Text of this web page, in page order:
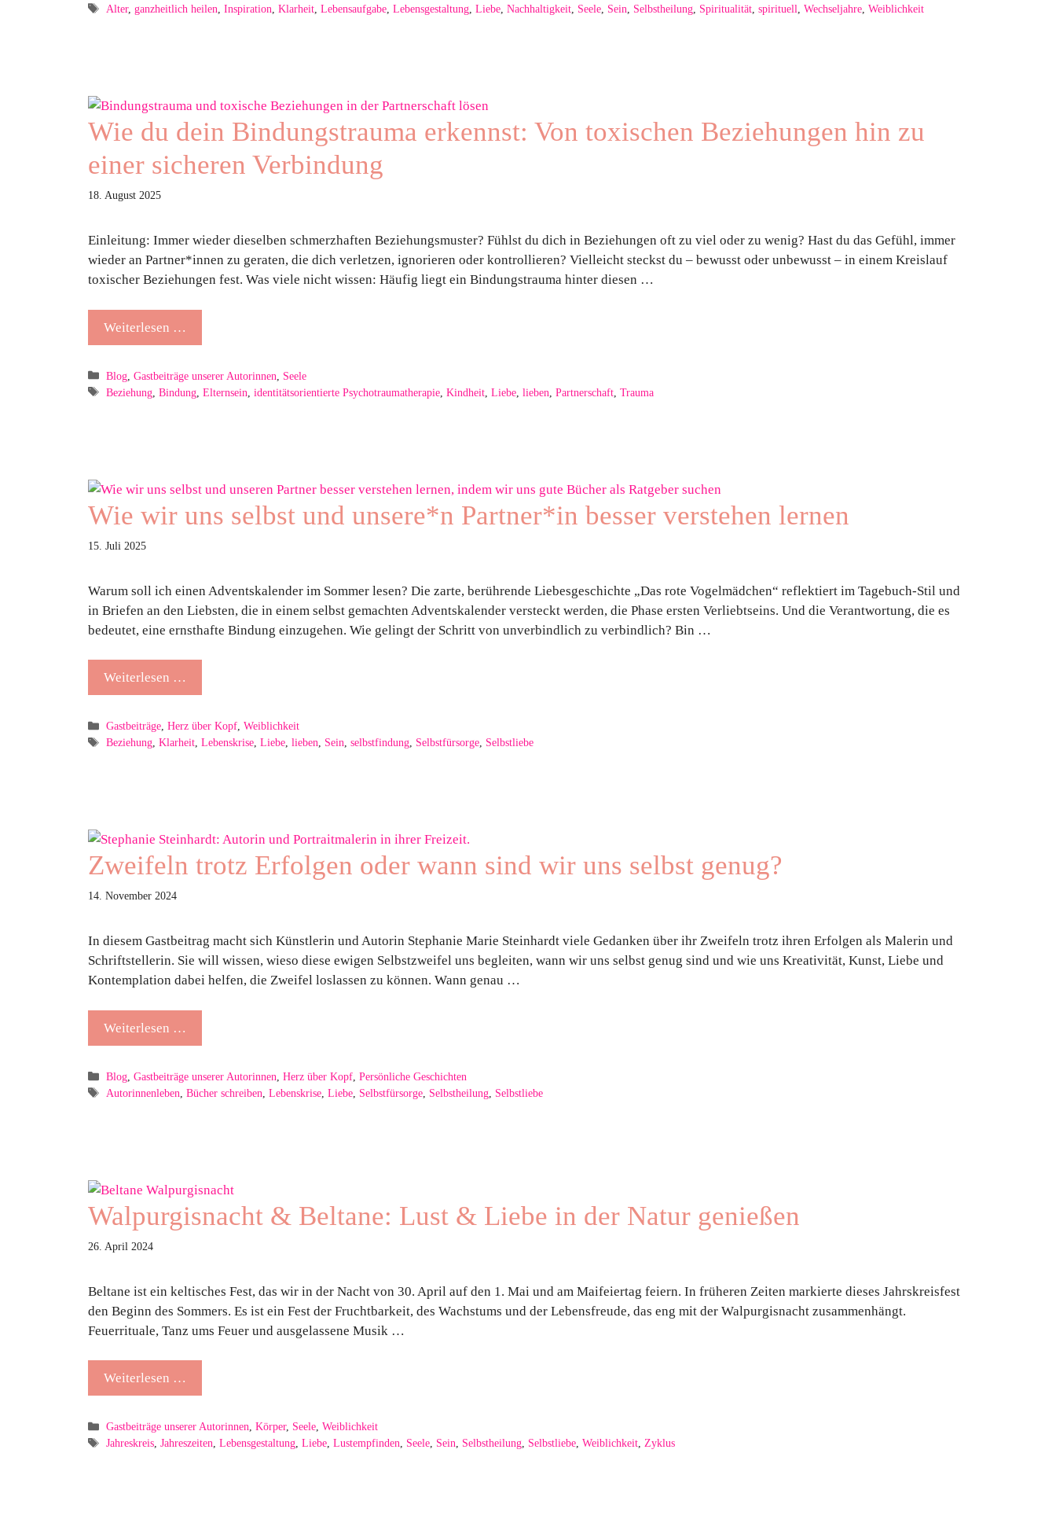
Schlagwörter
Alter,ganzheitlich heilen ,Inspiration ,Klarheit ,Lebensaufgabe ,Lebensgestaltung ,Liebe ,Nachhaltigkeit Seele Sein Selbstheilung Spiritualität ,spirituell ,Wechseljahre ,Weiblichkeit
Wie du dein Bindungstrauma erkennst: Von toxischen Beziehungen hin zu
einer sicheren Verbindung
18. August 2025
Einleitung: Immer wieder dieselben schmerzhaften Beziehungsmuster? Fühlst du dich in Beziehungen oft zu viel oder zu wenig? Hast du das Gefühl, immer
wieder an Partner*innen zu geraten, die dich verletzen, ignorieren oder kontrollieren? Vielleicht steckst du – bewusst oder unbewusst – in einem Kreislauf
toxischer Beziehungen fest. Was viele nicht wissen: Häufig liegt ein Bindungstrauma hinter diesen …
Weiterlesen …
Kategorien
Blog ,Gastbeiträge unserer Autorinnen
Seele
Schlagwörter
Beziehung ,Bindung ,Elternsein ,identitätsorientierte Psychotraumatherapie ,Kindheit ,Liebe ,lieben ,Partnerschaft ,Trauma
Wie wir uns selbst und unsere*n Partner*in besser verstehen lernen
15. Juli 2025
Warum soll ich einen Adventskalender im Sommer lesen? Die zarte, berührende Liebesgeschichte „Das rote Vogelmädchen“ reflektiert im Tagebuch-Stil und
in Briefen an den Liebsten, die in einem selbst gemachten Adventskalender versteckt werden, die Phase ersten Verliebtseins. Und die Verantwortung, die es
bedeutet, eine ernsthafte Bindung einzugehen. Wie gelingt der Schritt von unverbindlich zu verbindlich? Bin …
Weiterlesen …
Kategorien
Gastbeiträge ,Herz über Kopf ,Weiblichkeit
Schlagwörter
Beziehung ,Klarheit ,Lebenskrise ,Liebe ,lieben Sein ,selbstfindung Selbstfürsorge Selbstliebe
Zweifeln trotz Erfolgen oder wann sind wir uns selbst genug?
14. November 2024
In diesem Gastbeitrag macht sich Künstlerin und Autorin Stephanie Marie Steinhardt viele Gedanken über ihr Zweifeln trotz ihren Erfolgen als Malerin und
Schriftstellerin. Sie will wissen, wieso diese ewigen Selbstzweifel uns begleiten, wann wir uns selbst genug sind und wie uns Kreativität, Kunst, Liebe und
Kontemplation dabei helfen, die Zweifel loslassen zu können. Wann genau …
Weiterlesen …
Kategorien
Blog ,Gastbeiträge unserer Autorinnen ,Herz über Kopf ,Persönliche Geschichten
Schlagwörter
Autorinnenleben ,Bücher schreiben ,Lebenskrise ,Liebe Selbstfürsorge Selbstheilung Selbstliebe
Walpurgisnacht & Beltane: Lust & Liebe in der Natur genießen
26. April 2024
Beltane ist ein keltisches Fest, das wir in der Nacht von 30. April auf den 1. Mai und am Maifeiertag feiern. In früheren Zeiten markierte dieses Jahrskreisfest
den Beginn des Sommers. Es ist ein Fest der Fruchtbarkeit, des Wachstums und der Lebensfreude, das eng mit der Walpurgisnacht zusammenhängt.
Feuerrituale, Tanz ums Feuer und ausgelassene Musik …
Weiterlesen …
Kategorien
Gastbeiträge unserer Autorinnen,Körper, Seele,Weiblichkeit
Schlagwörter
Jahreskreis,Jahreszeiten,Lebensgestaltung,Liebe,Lustempfinden, Seele, Sein, Selbstheilung, Selbstliebe,Weiblichkeit,Zyklus